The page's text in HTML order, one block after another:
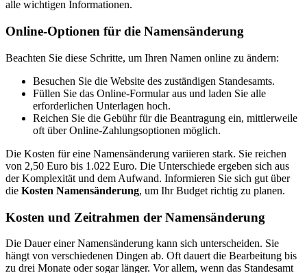
alle wichtigen Informationen.
Online-Optionen für die Namensänderung
Beachten Sie diese Schritte, um Ihren Namen online zu ändern:
Besuchen Sie die Website des zuständigen Standesamts.
Füllen Sie das Online-Formular aus und laden Sie alle
erforderlichen Unterlagen hoch.
Reichen Sie die Gebühr für die Beantragung ein, mittlerweile
oft über Online-Zahlungsoptionen möglich.
Die Kosten für eine Namensänderung variieren stark. Sie reichen
von 2,50 Euro bis 1.022 Euro. Die Unterschiede ergeben sich aus
der Komplexität und dem Aufwand. Informieren Sie sich gut über
die Kosten Namensänderung, um Ihr Budget richtig zu planen.
Kosten und Zeitrahmen der Namensänderung
Die Dauer einer Namensänderung kann sich unterscheiden. Sie
hängt von verschiedenen Dingen ab. Oft dauert die Bearbeitung bis
zu drei Monate oder sogar länger. Vor allem, wenn das Standesamt